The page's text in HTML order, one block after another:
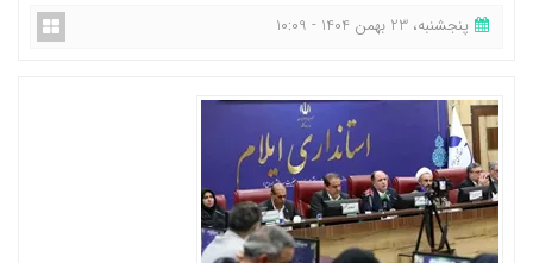
پنجشنبه، 23 بهمن 1404 - 10:09